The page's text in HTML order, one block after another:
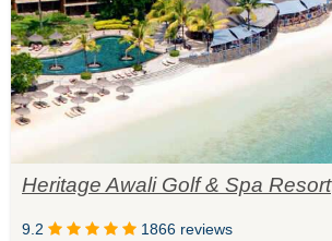
Heritage Awali Golf & Spa Resort
9.2
1866 reviews